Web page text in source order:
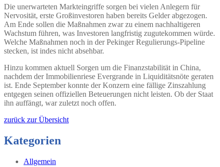
Die unerwarteten Markteingriffe sorgen bei vielen Anlegern für
Nervosität, erste Großinvestoren haben bereits Gelder abgezogen.
Am Ende sollen die Maßnahmen zwar zu einem nachhaltigeren
Wachstum führen, was Investoren langfristig zugutekommen würde.
Welche Maßnahmen noch in der Pekinger Regulierungs-Pipeline
stecken, ist indes nicht absehbar.
Hinzu kommen aktuell Sorgen um die Finanzstabilität in China,
nachdem der Immobilienriese Evergrande in Liquiditätsnöte geraten
ist. Ende September konnte der Konzern eine fällige Zinszahlung
entgegen seinen offiziellen Beteuerungen nicht leisten. Ob der Staat
ihn auffängt, war zuletzt noch offen.
zurück zur Übersicht
Kategorien
Allgemein